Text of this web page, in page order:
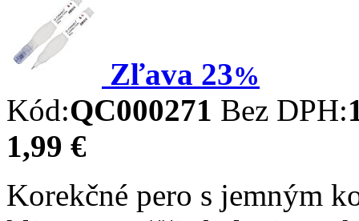
Zľava 23%
Kód:QC000271 Bez DPH:
1,99 €
Korekčné pero s jemným